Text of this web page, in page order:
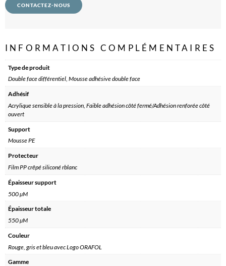
CONTACTEZ-NOUS
INFORMATIONS COMPLÉMENTAIRES
Type de produit
Double face différentiel, Mousse adhésive double face
Adhésif
Acrylique sensible à la pression, Faible adhésion côté fermé/Adhésion renforée côté
ouvert
Support
Mousse PE
Protecteur
Film PP crêpé siliconé rblanc
Épaisseur support
500 µM
Épaisseur totale
550 µM
Couleur
Rouge, gris et bleu avec Logo ORAFOL
Gamme